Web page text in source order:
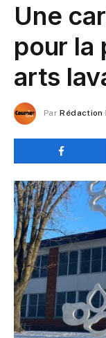
Une
pour la
arts
Par Rédaction